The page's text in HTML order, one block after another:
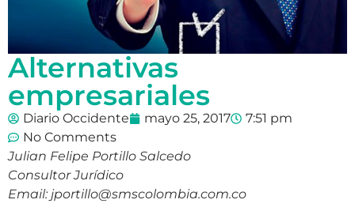
Alternativas
empresariales
Diario Occidente mayo 25, 2017
7:51 pm
No Comments
Julian Felipe Portillo Salcedo
Consultor Jurídico
Email: jportillo@smscolombia.com.co